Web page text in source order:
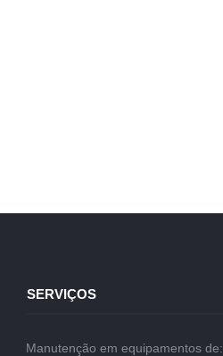
SERVIÇOS
Manutenção em equipamentos de: